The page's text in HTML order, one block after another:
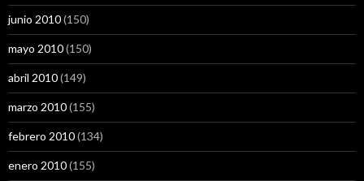
junio 2010(150)
mayo 2010(150)
abril 2010(149)
marzo 2010(155)
febrero 2010(134)
enero 2010(155)